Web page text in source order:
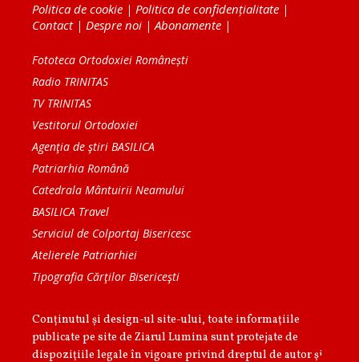
Politica de cookie | Politica de confidențialitate |
Contact| Despre noi |Abonamente |
Fototeca Ortodoxiei Românești
Radio TRINITAS
TV TRINITAS
Vestitorul Ortodoxiei
Agenţia de ştiri BASILICA
Patriarhia Română
Catedrala Mântuirii Neamului
BASILICA Travel
Serviciul de Colportaj Bisericesc
Atelierele Patriarhiei
Tipografia Cărţilor Bisericeşti
Conținutul și design-ul site-ului, toate informaţiile
publicate pe site de Ziarul Lumina sunt protejate de
dispoziţiile legale în vigoare privind dreptul de autor şi